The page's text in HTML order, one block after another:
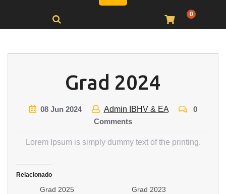
0
Grad 2024
08 Jun 2024 Admin IBHV & EA
0
Comments
Lorem Ipsum is simply dummy text of the printing.
Relacionado
Grad 2025
Grad 2023